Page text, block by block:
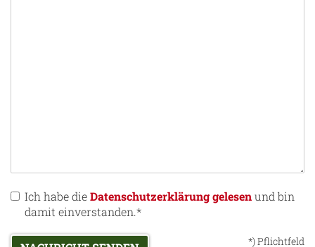
Ich habe dieDatenschutzerklärung gelesenund bin
damit einverstanden.*
*) Pflichtfeld